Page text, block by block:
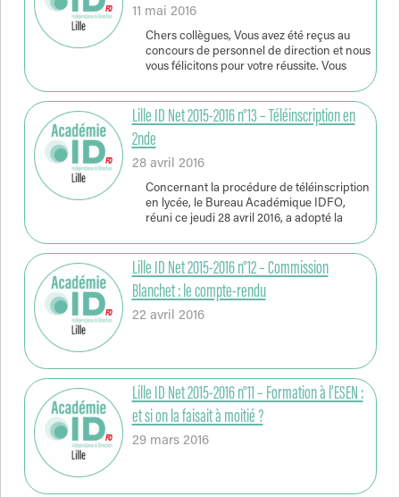
11 mai 2016
Chers collègues, Vous avez été reçus au
concours de personnel de direction et nous
vous félicitons pour votre réussite. Vous
Lille ID Net 2015-2016 n°13 – Téléinscription en
2nde
28 avril 2016
Concernant la procédure de téléinscription
en lycée, le Bureau Académique IDFO,
réuni ce jeudi 28 avril 2016, a adopté la
Lille ID Net 2015-2016 n°12 – Commission
Blanchet : le compte-rendu
22 avril 2016
Lille ID Net 2015-2016 n°11 – Formation à l’ESEN :
et si on la faisait à moitié ?
29 mars 2016